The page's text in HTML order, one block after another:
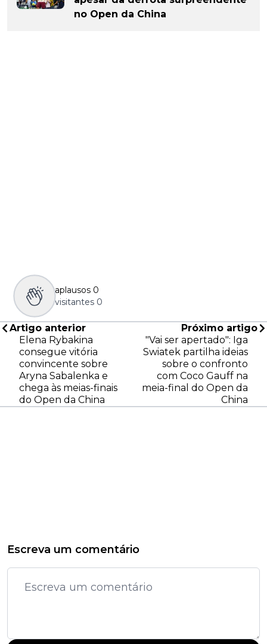
no Open da China
aplausos 0
visitantes 0
Artigo anterior
Elena Rybakina
consegue vitória
convincente sobre
Aryna Sabalenka e
chega às meias-finais
do Open da China
Próximo artigo
"Vai ser apertado": Iga
Swiatek partilha ideias
sobre o confronto
com Coco Gauff na
meia-final do Open da
China
Escreva um comentário